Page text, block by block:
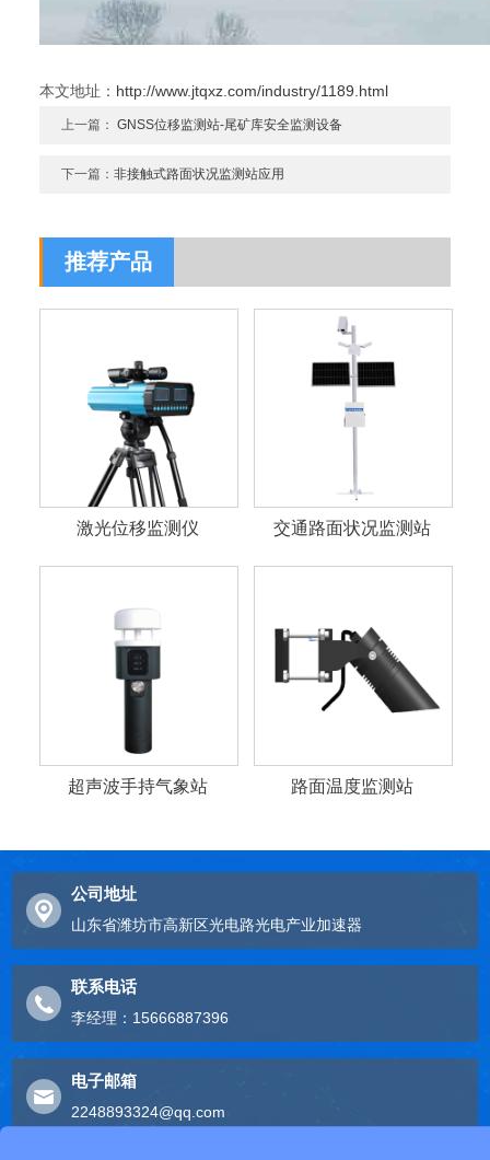
本文地址： http://www.jtqxz.com/industry/1189.html
上一篇：GNSS位移监测站-尾矿库安全监测设备
下一篇：非接触式路面状况监测站应用
推荐产品
激光位移监测仪 交通路面状况监测站
超声波手持气象站 路面温度监测站
公司地址
山东省潍坊市高新区光电路光电产业加速器
联系电话
李经理：15666887396
电子邮箱
2248893324@qq.com